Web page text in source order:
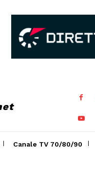
Canale TV 70/80/90